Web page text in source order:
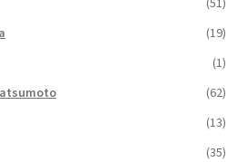
(19)
(1)
(62)
(13)
(35)